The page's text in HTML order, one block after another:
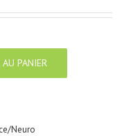
PANIER
Neuro